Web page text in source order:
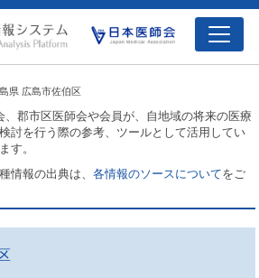
県 広島市佐伯区
、郡市区医師会や会員が、自地域の将来の医療
討を行う際の参考、ツールとして活用してい
す。
情報の出典は、各情報のソースについてをご